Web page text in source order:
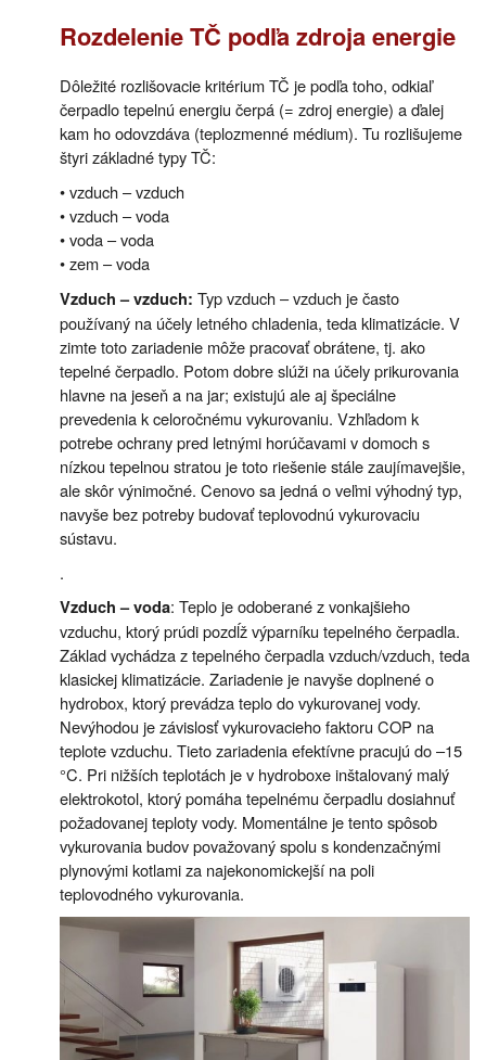
Rozdelenie TČ podľa zdroja energie
Dôležité rozlišovacie kritérium TČ je podľa toho, odkiaľ
čerpadlo tepelnú energiu čerpá (= zdroj energie) a ďalej
kam ho odovzdáva (teplozmenné médium). Tu rozlišujeme
štyri základné typy TČ:
• vzduch – vzduch
• vzduch – voda
• voda – voda
• zem – voda
Vzduch – vzduch: Typ vzduch – vzduch je často
používaný na účely letného chladenia, teda klimatizácie. V
zimte toto zariadenie môže pracovať obrátene, tj. ako
tepelné čerpadlo. Potom dobre slúži na účely prikurovania
hlavne na jeseň a na jar; existujú ale aj špeciálne
prevedenia k celoročnému vykurovaniu. Vzhľadom k
potrebe ochrany pred letnými horúčavami v domoch s
nízkou tepelnou stratou je toto riešenie stále zaujímavejšie,
ale skôr výnimočné. Cenovo sa jedná o veľmi výhodný typ,
navyše bez potreby budovať teplovodnú vykurovaciu
sústavu.
.
Vzduch – voda: Teplo je odoberané z vonkajšieho
vzduchu, ktorý prúdi pozdĺž výparníku tepelného čerpadla.
Základ vychádza z tepelného čerpadla vzduch/vzduch, teda
klasickej klimatizácie. Zariadenie je navyše doplnené o
hydrobox, ktorý prevádza teplo do vykurovanej vody.
Nevýhodou je závislosť vykurovacieho faktoru COP na
teplote vzduchu. Tieto zariadenia efektívne pracujú do –15
°C. Pri nižších teplotách je v hydroboxe inštalovaný malý
elektrokotol, ktorý pomáha tepelnému čerpadlu dosiahnuť
požadovanej teploty vody. Momentálne je tento spôsob
vykurovania budov považovaný spolu s kondenzačnými
plynovými kotlami za najekonomickejší na poli
teplovodného vykurovania.